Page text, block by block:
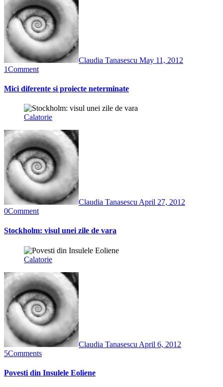
Claudia Tanasescu May 11, 2012
1Comment
Mici diferente si proiecte neterminate
Calatorie
Claudia Tanasescu April 27, 2012
0Comment
Stockholm: visul unei zile de vara
Calatorie
Claudia Tanasescu April 6, 2012
5Comments
Povesti din Insulele Eoliene